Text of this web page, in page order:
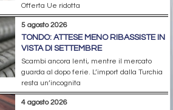
Offerta Ue ridotta
5 agosto 2026
TONDO: ATTESE MENO RIBASSISTE IN
VISTA DI SETTEMBRE
Scambi ancora lenti, mentre il mercato
guarda al dopo ferie. L’import dalla Turchia
resta un’incognita
4 agosto 2026